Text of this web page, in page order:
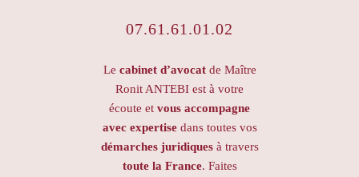
07.61.61.01.02
Le cabinet d’avocatde Maître
Ronit ANTEBI est à votre
écoute et vous accompagne
avec expertisedans toutes vos
démarches juridiquesà travers
toute la France. Faites